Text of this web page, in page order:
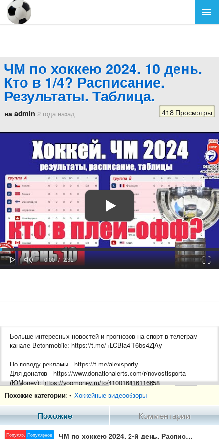
ЧМ по хоккею 2024. 10 день.
Кто в 1/4? Расписание.
Результаты. Таблица.
на admin 2 года назад 418 Просмотры
Play Mute
Current
0:00 / Duration
2:31
Больше интересных новостей и прогнозов на спорт в телеграм-
канале Betonmobile: https://t.me/+LCBla4-T6bs4ZjAy
По поводу рекламы - https://t.me/alexsporty
Для донатов - https://www.donationalerts.com/r/novostisporta
(ЮMoney): https://yoomoney.ru/to/410016816116658
Ищи нас тут:
Рутубе - https://rutube.ru/channel/23824550/
Дзен - https://zen.yandex.ru/5ba8b371584c1f00aa3da1ef
Похожие категории: • Хоккейные видеообзоры
Похожие Комментарии
Популяр. Популярное ЧМ по хоккею 2024. 2-й день. Расписание. Результаты. Таблица.